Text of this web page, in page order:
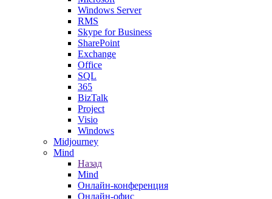
Windows Server
RMS
Skype for Business
SharePoint
Exchange
Office
SQL
365
BizTalk
Project
Visio
Windows
Midjourney
Mind
Назад
Mind
Онлайн-конференция
Онлайн-офис